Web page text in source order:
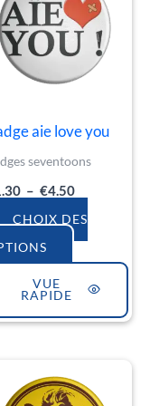
aie love you
seventoons
– €4.50
€1.30
à
€4.50
CHOIX DES
a
plusieurs
variations.
options
peuvent
être
choisies
VUE
RAPIDE
de
prix :
produit